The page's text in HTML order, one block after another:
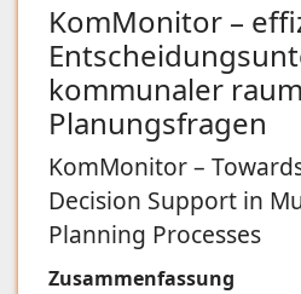
KomMonitor –
kommunaler
Planungsfragen
KomMonitor –
Decision Support in
Planning Processes
Zusammenfassung